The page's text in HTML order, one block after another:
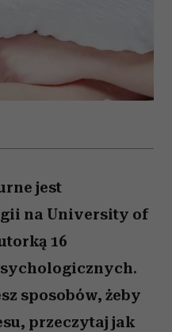
jest
na University of
16
sposobów, żeby
przeczytaj jak